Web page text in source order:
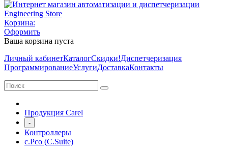
Корзина:
Оформить
Ваша корзина пуста
Личный кабинетКаталогСкидки!Диспетчеризация
ПрограммированиеУслугиДоставкаКонтакты
Продукция Carel
-
Контроллеры
c.Рсо (C.Suite)